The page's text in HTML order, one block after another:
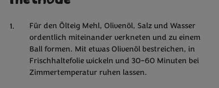
Für den Ölteig Mehl, Olivenöl, Salz und Wasser
ordentlich miteinander verkneten und zu einem
Ball formen. Mit etwas Olivenöl bestreichen, in
Frischhaltefolie wickeln und 30-60 Minuten bei
Zimmertemperatur ruhen lassen.